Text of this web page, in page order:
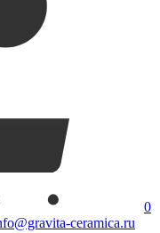
0
ceramica.ru